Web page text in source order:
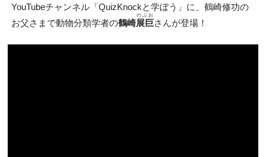
YouTubeチャンネル「QuizKnockと学ぼう」に、鶴崎修功の
お父さまで動物分類学者の鶴崎展巨
のぶお
さんが登場！